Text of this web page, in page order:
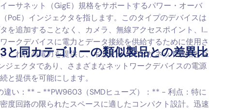
ーサネット（GigE）規格をサポートするパワー・オーバ
PoE）インジェクタを指します。このタイプのデバイスは
を追加することなく、カメラ、無線アクセスポイント、IP
ークデバイスに電力とデータ接続を供給するために使用さ
これは高電力を提供し、ギガビットイーサネット規格と互
ジェクタであり、さまざまなネットワークデバイスの電源
と提供を可能にします。
同カテゴリーの類似製品との差異比
違い：** - **PW9603（SMDヒューズ）：** - 利点：特に
度回路の限られたスペースに適したコンパクト設計。迅速